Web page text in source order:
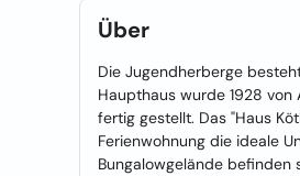
Über
Die Jugendherberge
Haupthaus wurde 1928
fertig gestellt. Das "Haus
Ferienwohnung die ideale
Bungalowgelände befinden